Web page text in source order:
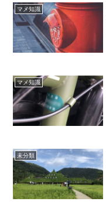
マメ知識
マメ知識
未分類